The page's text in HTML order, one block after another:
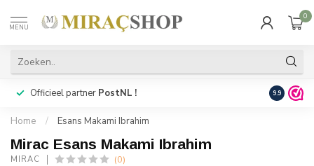
MENU
0
Officieel partner PostNL ! Snelle
9.9
Home / Esans Makami Ibrahim
Mirac Esans Makami Ibrahim
MIRAC (0)